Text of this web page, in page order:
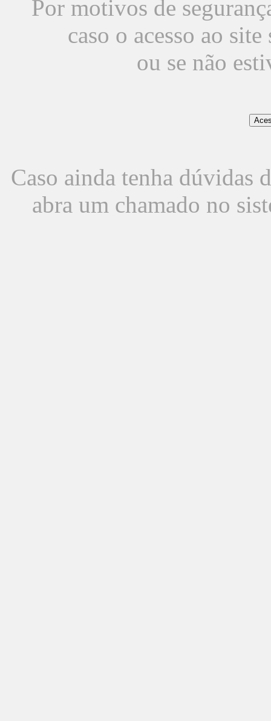
Por motivos de
caso o acesso ao
ou se não
Caso ainda tenha dúvidas
abra um chamado no